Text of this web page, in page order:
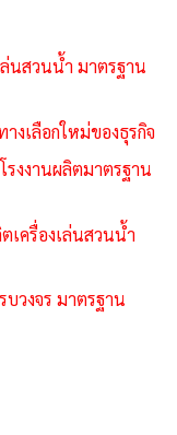
ล่นสวนน้ำ มาตรฐาน
งเลือกใหม่ของธุรกิจ
รงงานผลิตมาตรฐาน
เครื่องเล่นสวนน้ำ
วงจร มาตรฐาน